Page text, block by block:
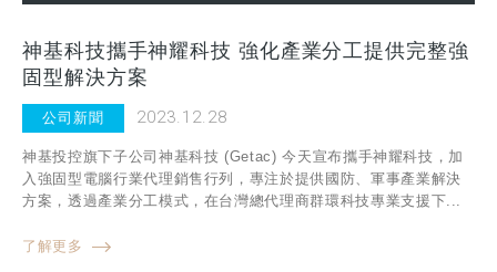
神基科技攜手神耀科技 強化產業分工提供完整強
固型解決方案
公司新聞 2023.12.28
神基投控旗下子公司神基科技 (Getac) 今天宣布攜手神耀科技，加
入強固型電腦行業代理銷售行列，專注於提供國防、軍事產業解決
方案，透過產業分工模式，在台灣總代理商群環科技專業支援下...
了解更多